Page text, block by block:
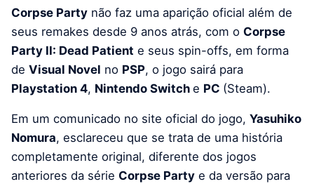
Corpse Party não faz uma aparição oficial além de
seus remakes desde 9 anos atrás, com o Corpse
Party II: Dead Patient e seus spin-offs, em forma
de Visual Novel no PSP, o jogo sairá para
Playstation 4, Nintendo Switch e PC (Steam).
Em um comunicado no site oficial do jogo, Yasuhiko
Nomura, esclareceu que se trata de uma história
completamente original, diferente dos jogos
anteriores da série Corpse Party e da versão para